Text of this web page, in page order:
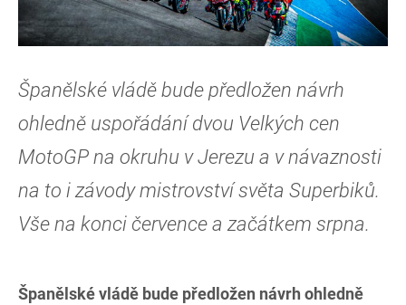
Španělské vládě bude předložen návrh
ohledně uspořádání dvou Velkých cen
MotoGP na okruhu v Jerezu a v návaznosti
na to i závody mistrovství světa Superbiků.
Vše na konci července a začátkem srpna.
Španělské vládě bude předložen návrh ohledně